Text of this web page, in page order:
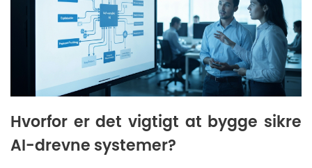
Hvorfor er det vigtigt at bygge sikre
AI-drevne systemer?